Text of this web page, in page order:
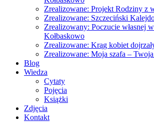
Zrealizowane: Projekt Rodziny z
Zrealizowane: Szczeciński
Zrealizowany: Poczucie własnej
Kołbaskowo
Zrealizowane: Krąg kobiet
Zrealizowane: Moja szafa – Twoja
Blog
Wiedza
Cytaty
Pojęcia
Książki
Zdjęcia
Kontakt